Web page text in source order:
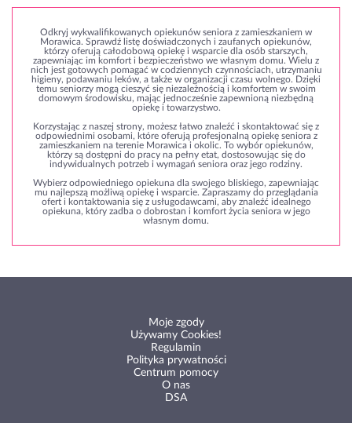
Odkryj wykwalifikowanych opiekunów seniora z zamieszkaniem w
Morawica. Sprawdź listę doświadczonych i zaufanych opiekunów,
którzy oferują całodobową opiekę i wsparcie dla osób starszych,
zapewniając im komfort i bezpieczeństwo we własnym domu. Wielu z
nich jest gotowych pomagać w codziennych czynnościach, utrzymaniu
higieny, podawaniu leków, a także w organizacji czasu wolnego. Dzięki
temu seniorzy mogą cieszyć się niezależnością i komfortem w swoim
domowym środowisku, mając jednocześnie zapewnioną niezbędną
opiekę i towarzystwo.
Korzystając z naszej strony, możesz łatwo znaleźć i skontaktować się z
odpowiednimi osobami, które oferują profesjonalną opiekę seniora z
zamieszkaniem na terenie Morawica i okolic. To wybór opiekunów,
którzy są dostępni do pracy na pełny etat, dostosowując się do
indywidualnych potrzeb i wymagań seniora oraz jego rodziny.
Wybierz odpowiedniego opiekuna dla swojego bliskiego, zapewniając
mu najlepszą możliwą opiekę i wsparcie. Zapraszamy do przeglądania
ofert i kontaktowania się z usługodawcami, aby znaleźć idealnego
opiekuna, który zadba o dobrostan i komfort życia seniora w jego
własnym domu.
Moje zgody
Używamy Cookies!
Regulamin
Polityka prywatności
Centrum pomocy
O nas
DSA